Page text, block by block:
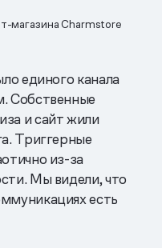
магазина Charmstore
единого канала
Собственные
и сайт жили
Триггерные
из-за
Мы видели, что
есть